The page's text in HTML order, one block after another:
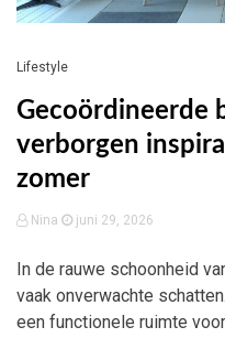
Lifestyle
Gecoördineerde
verborgen
zomer
Nina juni 29, 2026
In de rauwe schoonheid
vaak onverwachte
een functionele ruimte